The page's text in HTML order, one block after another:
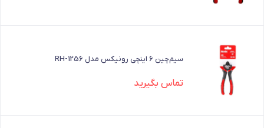
سیم‌چین 6 اینچی رونیکس مدل RH-1256
تماس بگیرید